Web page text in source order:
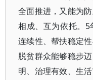
全面推进，又能为
相成、互为依托。
连续性、帮扶稳定
脱贫群众能够稳步
明、治理有效、生